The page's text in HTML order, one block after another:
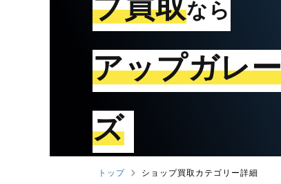
なら
アップガレ
ズ
トップ ショップ買取カテゴリー詳細